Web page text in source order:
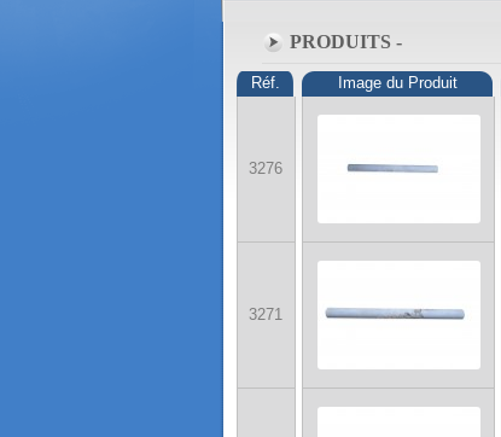
PRODUITS -
Réf. Image du Produit
3276
3271